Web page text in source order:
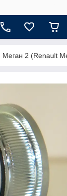
Меган 2 (Renault